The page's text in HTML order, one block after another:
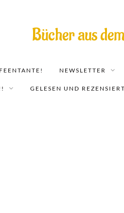
Bücher aus
NEWSLETTER
GELESEN UND